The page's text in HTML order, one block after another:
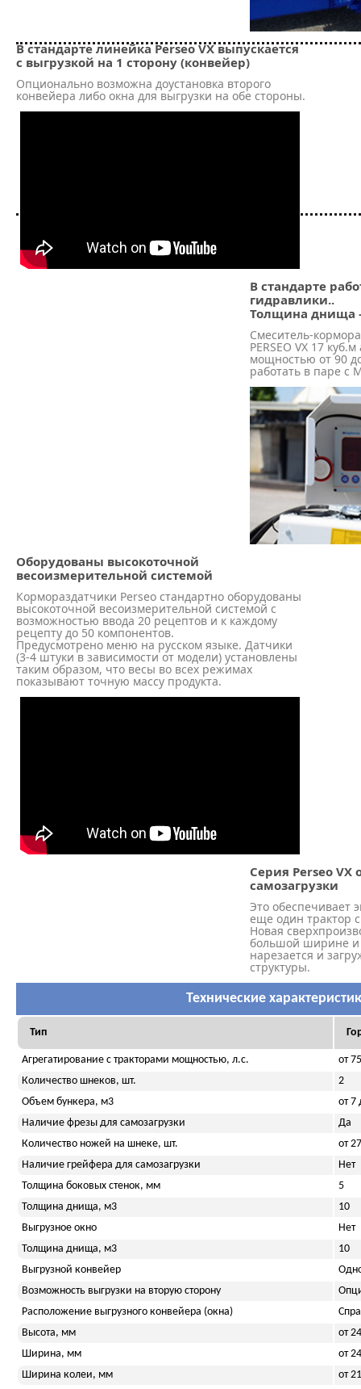
В стандарте линейка Perseo VX выпускается
с выгрузкой на 1 сторону (конвейер)
Опционально возможна доустановка второго
конвейера либо окна для выгрузки на обе стороны.
В стандарте
гидравлики..
Толщина днища
Смеситель-
PERSEO VX 17
мощностью от 90
работать в паре с
Оборудованы высокоточной
весоизмерительной системой
Кормораздатчики Perseo стандартно оборудованы
высокоточной весоизмерительной системой с
возможностью ввода 20 рецептов и к каждому
рецепту до 50 компонентов.
Предусмотрено меню на русском языке. Датчики
(3-4 штуки в зависимости от модели) установлены
таким образом, что весы во всех режимах
показывают точную массу продукта.
Серия Perseo VX
самозагрузки
Это обеспечивает
еще один трактор
Новая
большой ширине и
нарезается и
структуры.
Технические
Тип
Агрегатирование с тракторами мощностью, л.с.
от
Количество шнеков, шт.
2
Объем бункера, м3
от 7
Наличие фрезы для самозагрузки
Да
Количество ножей на шнеке, шт.
от
Наличие грейфера для самозагрузки
Нет
Толщина боковых стенок, мм
5
Толщина днища, м3
10
Выгрузное окно
Нет
Толщина днища, м3
10
Выгрузной конвейер
Возможность выгрузки на вторую сторону
Расположение выгрузного конвейера (окна)
Высота, мм
от
Ширина, мм
от
Ширина колеи, мм
от